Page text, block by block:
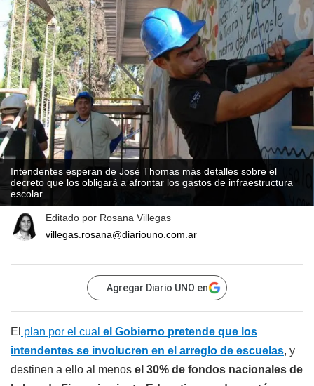
Intendentes esperan de José Thomas más detalles sobre el
decreto que los obligará a afrontar los gastos de infraestructura
escolar
Editado por Rosana Villegas
villegas.rosana@diariouno.com.ar
Agregar Diario UNO en
El plan por el cual el Gobierno pretende que los
intendentes se involucren en el arreglo de escuelas, y
destinen a ello al menos el 30% de fondos nacionales de